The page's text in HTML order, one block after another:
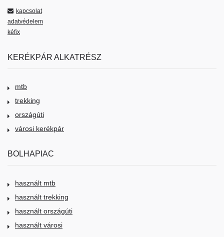
kapcsolat
adatvédelem
kéfix
KERÉKPÁR ALKATRÉSZ
mtb
trekking
országúti
városi kerékpár
BOLHAPIAC
használt mtb
használt trekking
használt országúti
használt városi